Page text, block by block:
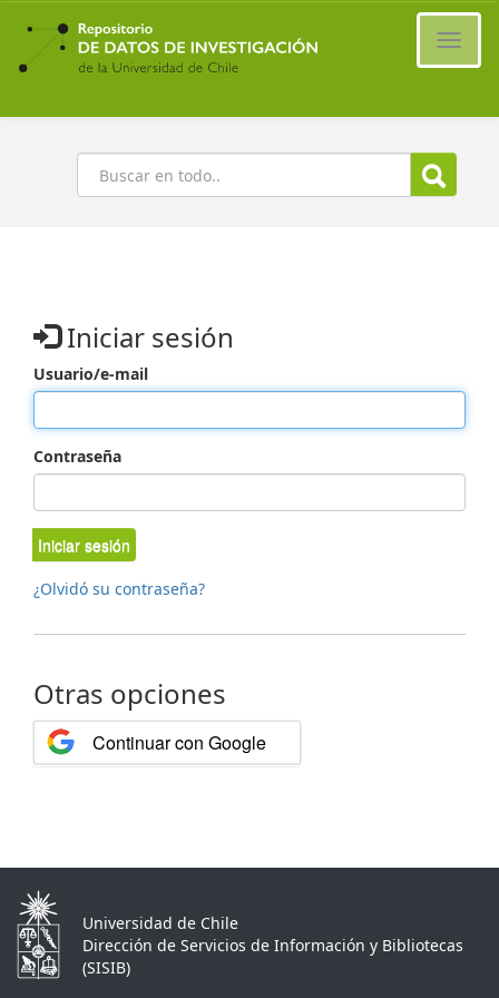
Ir
contenido
principal
Buscar
Iniciar sesión
Usuario/e-mail
Contraseña
Iniciar sesión
¿Olvidó su contraseña?
Otras opciones
Continuar con Google
Universidad de Chile
Dirección de Servicios de Información y Bibliotecas
(SISIB)